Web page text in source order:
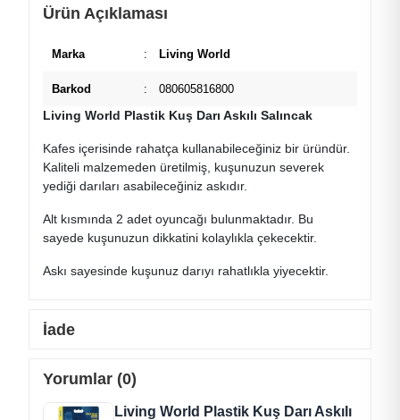
Ürün Açıklaması
Marka : Living World
Barkod : 080605816800
Living World Plastik Kuş Darı Askılı Salıncak
Kafes içerisinde rahatça kullanabileceğiniz bir üründür.
Kaliteli malzemeden üretilmiş, kuşunuzun severek
yediği darıları asabileceğiniz askıdır.
Alt kısmında 2 adet oyuncağı bulunmaktadır. Bu
sayede kuşunuzun dikkatini kolaylıkla çekecektir.
Askı sayesinde kuşunuz darıyı rahatlıkla yiyecektir.
İade
Yorumlar (0)
Living World Plastik Kuş Darı Askılı